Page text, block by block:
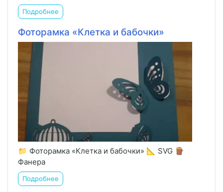
Подробнее
Фоторамка «Клетка и бабочки»
📁 Фоторамка «Клетка и бабочки» 📐 SVG 🪵
Фанера
Подробнее